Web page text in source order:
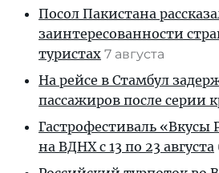
Посол Пакистана
заинтересованности
туристах 7 августа
На рейсе в Стамбул
пассажиров после серии
Гастрофестиваль «Вкусы
на ВДНХ с 13 по 23 августа